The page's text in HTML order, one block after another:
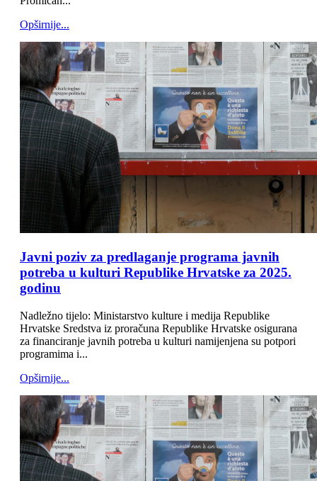
Opširnije...
Javni poziv za predlaganje programa javnih
potreba u kulturi Republike Hrvatske za 2025.
godinu
Nadležno tijelo: Ministarstvo kulture i medija Republike
Hrvatske Sredstva iz proračuna Republike Hrvatske osigurana
za financiranje javnih potreba u kulturi namijenjena su potpori
programima i...
Opširnije...